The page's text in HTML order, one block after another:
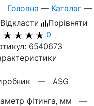
Головна — Каталог —
Відкласти
Порівняти
0
6540673
— ASG
фітинга, мм —